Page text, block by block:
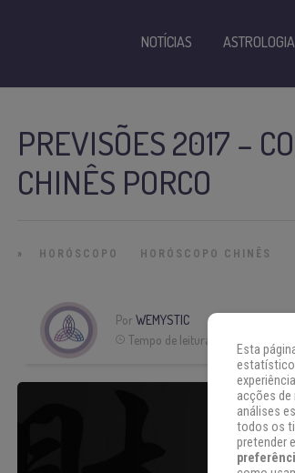
PREVISÕES 2017 –
CHINÊS PORCO
» HORÓSCOPO HORÓSCOPO CHINÊS
PorWEMYSTIC
Tempo de leitura:
NOTÍCIAS ASTROLOGIA
Esta
acções de
análises
todos os
pretender